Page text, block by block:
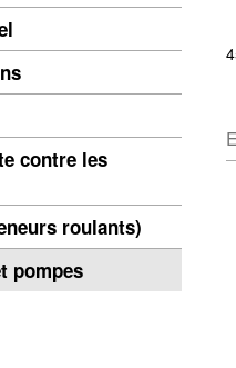
contre les
roulants)
pompes